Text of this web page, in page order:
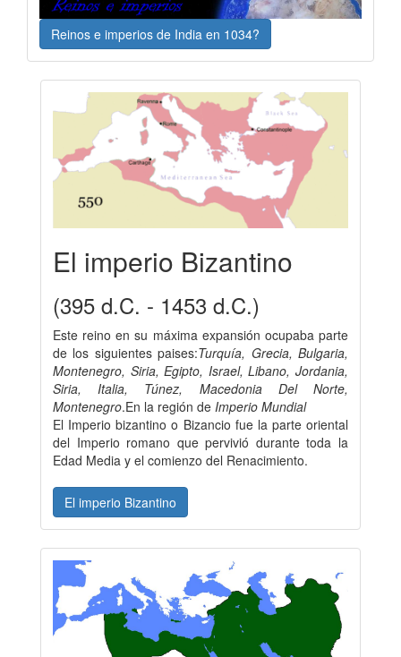
Reinos e imperios de India en 1034?
El imperio Bizantino
(395 d.C. - 1453 d.C.)
Este reino en su máxima expansión ocupaba parte
de los siguientes paises:Turquía, Grecia, Bulgaria,
Montenegro, Siria, Egipto, Israel, Libano, Jordania,
Siria, Italia, Túnez, Macedonia Del Norte,
Montenegro.En la región de Imperio Mundial
El Imperio bizantino o Bizancio fue la parte oriental
del Imperio romano que pervivió durante toda la
Edad Media y el comienzo del Renacimiento.
El imperio Bizantino